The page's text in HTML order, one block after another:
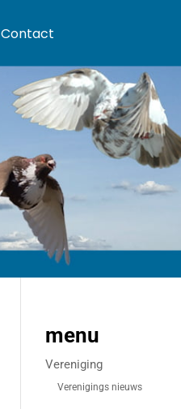
Contact
menu
Vereniging
Verenigings nieuws